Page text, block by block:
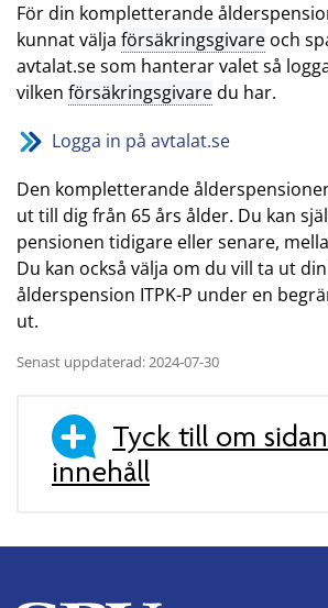
För din kompletterande
kunnat välja försäkringsgivare och
avtalat.se som hanterar valet så
vilken försäkringsgivaredu har.
Logga in på avtalat.se
Den kompletterande
ut till dig från 65 års ålder. Du kan
pensionen tidigare eller senare,
Du kan också välja om du vill ta ut
ålderspension ITPK-P under en
ut.
Senast uppdaterad: 2024-07-30
Tyck till om
innehåll